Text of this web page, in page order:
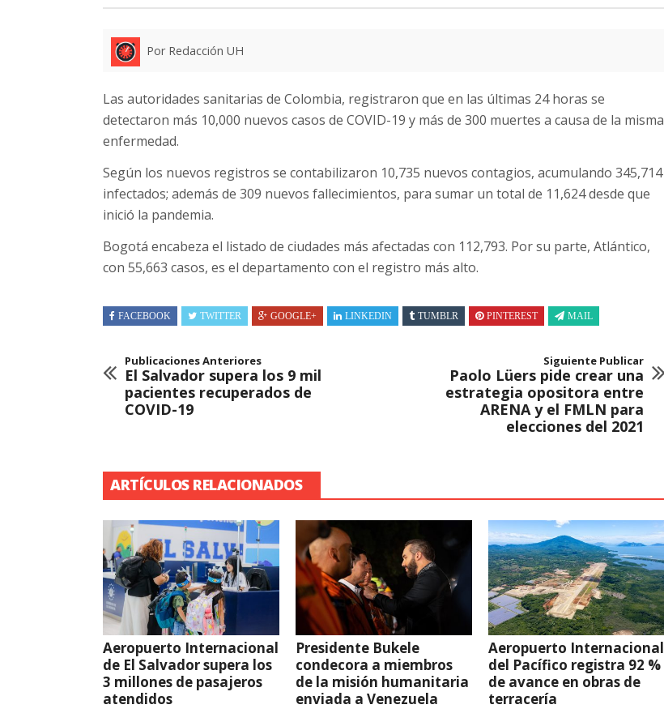
Por Redacción UH
Las autoridades sanitarias de Colombia, registraron que en las últimas 24 horas se
detectaron más 10,000 nuevos casos de COVID-19 y más de 300 muertes a causa de la misma
enfermedad.
Según los nuevos registros se contabilizaron 10,735 nuevos contagios, acumulando 345,714
infectados; además de 309 nuevos fallecimientos, para sumar un total de 11,624 desde que
inició la pandemia.
Bogotá encabeza el listado de ciudades más afectadas con 112,793. Por su parte, Atlántico,
con 55,663 casos, es el departamento con el registro más alto.
FACEBOOK TWITTER GOOGLE+ LINKEDIN TUMBLR PINTEREST MAIL
Publicaciones Anteriores
El Salvador supera los 9 mil
pacientes recuperados de
COVID-19
Siguiente Publicar
Paolo Lüers pide crear una
estrategia opositora entre
ARENA y el FMLN para
elecciones del 2021
ARTÍCULOS RELACIONADOS
Aeropuerto Internacional
de El Salvador supera los
3 millones de pasajeros
atendidos
Presidente Bukele
condecora a miembros
de la misión humanitaria
enviada a Venezuela
Aeropuerto Internacional
del Pacífico registra 92 %
de avance en obras de
terracería